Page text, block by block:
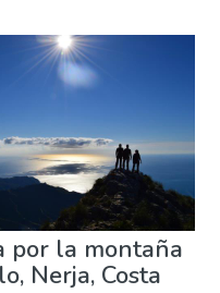
por la montaña
Nerja, Costa